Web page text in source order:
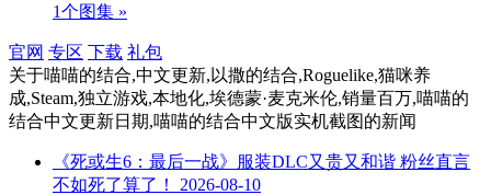
1个图集 »
官网 专区 下载 礼包
关于喵喵的结合,中文更新,以撒的结合,Roguelike,猫咪养
成,Steam,独立游戏,本地化,埃德蒙·麦克米伦,销量百万,喵喵的
结合中文更新日期,喵喵的结合中文版实机截图的新闻
《死或生6：最后一战》服装DLC又贵又和谐 粉丝直言
不如死了算了！
2026-08-10